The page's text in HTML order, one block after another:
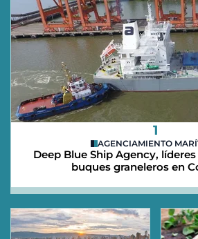
1
AGENCIAMIENTO
Deep Blue Ship Agency,
buques graneleros en